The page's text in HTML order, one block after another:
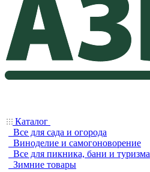
Каталог
Все для сада и огорода
Виноделие и самогоноворение
Все для пикника, бани и туризма
Зимние товары